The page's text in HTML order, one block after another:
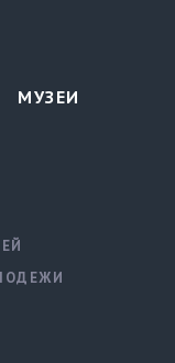
МУЗЕИ